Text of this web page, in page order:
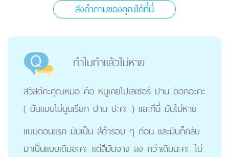
ส่งคำถามของคุณได้ที่นี่
ทำไมทำแล้วไม่หาย
สวัสดีคะคุณหมอ คือ หนูเคยไปเลเซอร์ ปาน ออกอะคะ
( มันแบบไม่นูนเรียก ปาน ปะคะ ) และทีนี่ มันไม่หาย
แบบตอนแรก มันเป็น สีดำรอบ ๆ ก่อน และมันก็กลับ
มาเป็นแบบเดิมอะคะ แต่สีมันจาง ลง กว่าเดิมนะคะ ไม่